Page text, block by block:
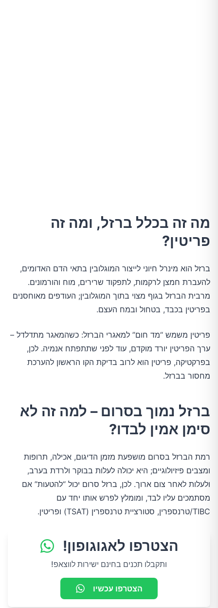
מה זה בכלל ברזל, ומה זה
פריטין?
ברזל הוא מינרל חיוני לייצור המוגלובין בתאי הדם האדומים,
להעברת חמצן לרקמות, לתפקוד שרירים, מוח והורמונים.
מרבית הברזל בגוף מצוי בתוך המוגלובין; העודפים מאוחסנים
בפריטין בכבד, בטחול ובמח העצם.
פריטין משמש “מד חום” למאגרי הברזל: כשהמאגר מתדלדל –
ערך הפריטין יורד מוקדם, עוד לפני שתתפתח אנמיה. לכן,
בפרקטיקה, פריטין הוא לרוב בדיקת הקו הראשון להערכת
מחסור בברזל.
ברזל נמוך בסרום – למה זה לא
סימן אמין לבדו?
רמת הברזל בסרום מושפעת מזמן הדיגום, אכילה, תרופות
ומצבים פיזיולוגיים; היא יכולה לעלות בבוקר ולרדת בערב,
ולעלות לאחר צום ארוך. לכן, ברזל סרום יכול “להטעות” אם
מסתמכים עליו לבד, ומומלץ לפרש אותו יחד עם
TIBC/טרנספרין, סטורציית טרנספרין (TSAT) ופריטין.
הצטרפו לאגוגופון!
ותקבלו תכנים בחינם ישירות לווצאפ!
הצטרפו עכשיו